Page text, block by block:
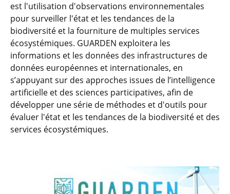
est l'utilisation d'observations environnementales
pour surveiller l'état et les tendances de la
biodiversité et la fourniture de multiples services
écosystémiques. GUARDEN exploitera les
informations et les données des infrastructures de
données européennes et internationales, en
s’appuyant sur des approches issues de l’intelligence
artificielle et des sciences participatives, afin de
développer une série de méthodes et d'outils pour
évaluer l'état et les tendances de la biodiversité et des
services écosystémiques.